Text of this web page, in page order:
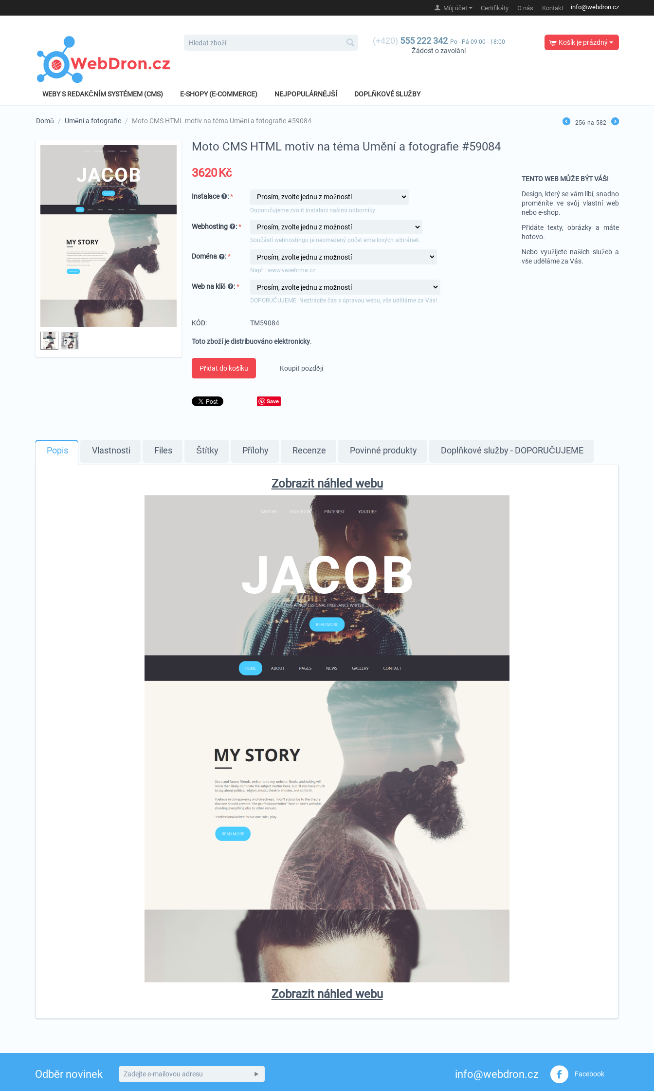
info@webdron.cz
Certifikáty O nás Kontakt
Můj účet
(+420) 555 222 342 Po - Pá 09:00 - 18:00
Žádost o zavolání
Košík je prázdný
WEBY S REDAKČNÍM SYSTÉMEM (CMS) E-SHOPY (E-COMMERCE) NEJPOPULÁRNĚJŠÍ DOPLŇKOVÉ SLUŽBY
Domů / Umění a fotografie / Moto CMS HTML motiv na téma Umění a fotografie #59084 256 na 582
Moto CMS HTML motiv na téma Umění a fotografie #59084
TENTO WEB MŮŽE BÝT VÁŠ!
Design, který se vám líbí, snadno
proměníte ve svůj vlastní web
nebo e-shop.
Přidáte texty, obrázky a máte
hotovo.
Nebo využijete našich služeb a
vše uděláme za Vás.
3620Kč
Instalace :
Doporučujeme zvolit instalaci našimi odborníky
Webhosting :
Součástí webhostingu je neomezený počet emailových schránek.
Doména :
Např.: www.vasefirma.cz
Web na klíč :
DOPORUČUJEME: Neztrácíte čas s úpravou webu, vše uděláme za Vás!
KÓD: TM59084
Toto zboží je distribuováno elektronicky.
Přidat do košíku Koupit později
Save
Popis Vlastnosti Files Štítky Přílohy Recenze Povinné produkty Doplňkové služby - DOPORUČUJEME
Zobrazit náhled webu
Zobrazit náhled webu
Odběr novinek info@webdron.cz Facebook